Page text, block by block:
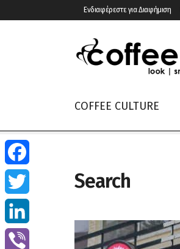
Ενδιαφέρεστε για Διαφήμιση
COFFEE CULTURE
Search
Facebook
Twitter
LinkedIn